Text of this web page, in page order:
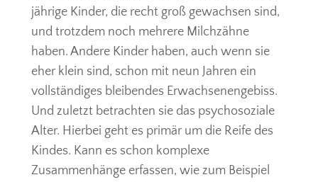
jährige Kinder, die recht groß gewachsen sind,
und trotzdem noch mehrere Milchzähne
haben. Andere Kinder haben, auch wenn sie
eher klein sind, schon mit neun Jahren ein
vollständiges bleibendes Erwachsenengebiss.
Und zuletzt betrachten sie das psychosoziale
Alter. Hierbei geht es primär um die Reife des
Kindes. Kann es schon komplexe
Zusammenhänge erfassen, wie zum Beispiel